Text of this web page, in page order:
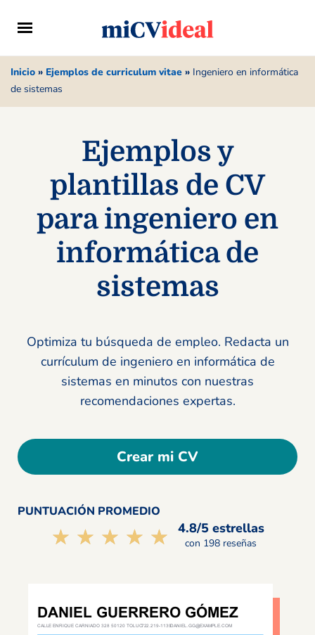
Inicio » Ejemplos de curriculum vitae » Ingeniero en informática
de sistemas
Ejemplos y
plantillas de CV
para ingeniero en
informática de
sistemas
Optimiza tu búsqueda de empleo. Redacta un
currículum de ingeniero en informática de
sistemas en minutos con nuestras
recomendaciones expertas.
Crear mi CV
PUNTUACIÓN PROMEDIO
☆☆☆☆☆
★★★★★ 4.8/5 estrellas
con 198 reseñas